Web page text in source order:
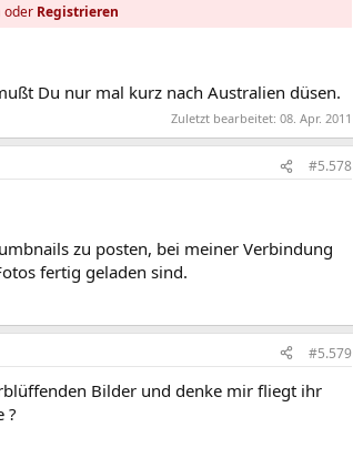
oder Registrieren
Du nur mal kurz nach Australien düsen.
Zuletzt bearbeitet: 08. Apr. 2011
#5.578
zu posten, bei meiner Verbindung
fertig geladen sind.
#5.579
Bilder und denke mir fliegt ihr
?